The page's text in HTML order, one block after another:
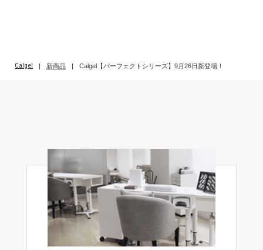
Calgel | 新商品 | Calgel【パーフェクトシリーズ】9月26日新登場！